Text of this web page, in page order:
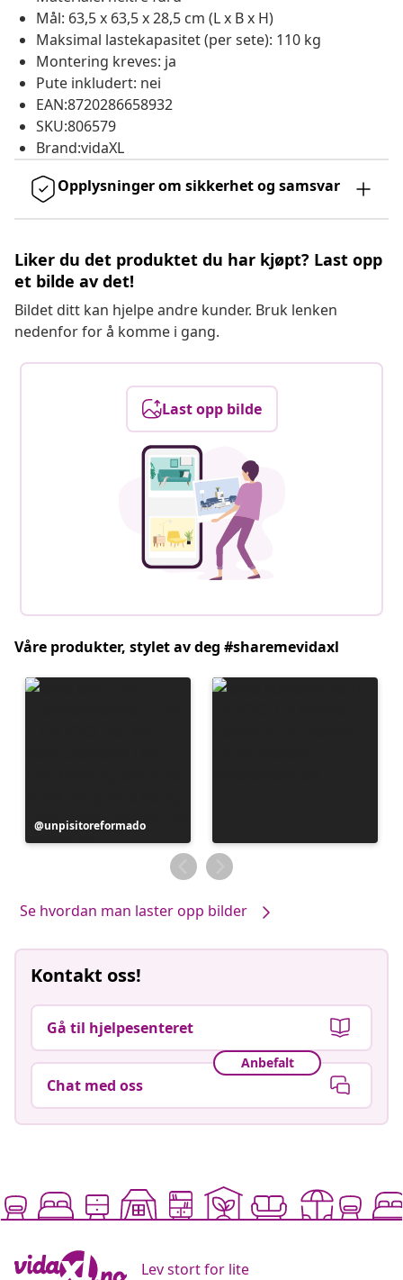
Mål: 63,5 x 63,5 x 28,5 cm (L x B x H)
Maksimal lastekapasitet (per sete): 110 kg
Montering kreves: ja
Pute inkludert: nei
EAN:8720286658932
SKU:806579
Brand:vidaXL
Opplysninger om sikkerhet og samsvar
Liker du det produktet du har kjøpt? Last opp
et bilde av det!
Bildet ditt kan hjelpe andre kunder. Bruk lenken
nedenfor for å komme i gang.
Last opp bilde
Våre produkter, stylet av deg #sharemevidaxl
Innlegg
publisert
unpisitoreformado
Se hvordan man laster opp bilder
Kontakt oss!
Gå til hjelpesenteret
Anbefalt
Chat med oss
Lev stort for lite